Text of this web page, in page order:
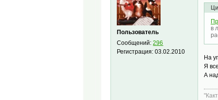
Пользователь
Сообщений:296
Регистрация:03.02.2010
в
На
Я
А